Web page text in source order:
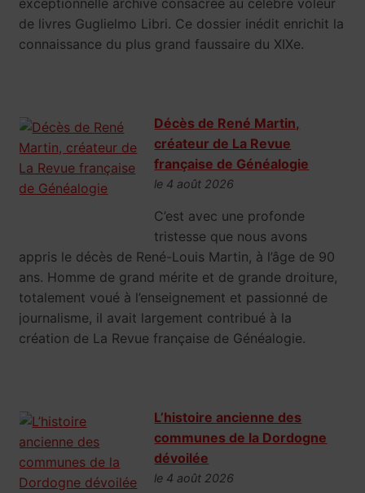
exceptionnelle archive consacrée au célèbre voleur
de livres Guglielmo Libri. Ce dossier inédit enrichit la
connaissance du plus grand faussaire du XIXe.
Décès de René Martin,
créateur de La Revue
française de Généalogie
le 4 août 2026
C’est avec une profonde
tristesse que nous avons
appris le décès de René-Louis Martin, à l’âge de 90
ans. Homme de grand mérite et de grande droiture,
totalement voué à l’enseignement et passionné de
journalisme, il avait largement contribué à la
création de La Revue française de Généalogie.
L’histoire ancienne des
communes de la Dordogne
dévoilée
le 4 août 2026